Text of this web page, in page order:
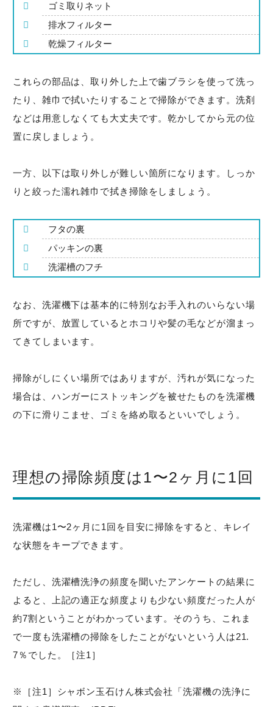
ゴミ取りネット
排水フィルター
乾燥フィルター
これらの部品は、取り外した上で歯ブラシを使って洗っ
たり、雑巾で拭いたりすることで掃除ができます。洗剤
などは用意しなくても大丈夫です。乾かしてから元の位
置に戻しましょう。
一方、以下は取り外しが難しい箇所になります。しっか
りと絞った濡れ雑巾で拭き掃除をしましょう。
フタの裏
パッキンの裏
洗濯槽のフチ
なお、洗濯機下は基本的に特別なお手入れのいらない場
所ですが、放置しているとホコリや髪の毛などが溜まっ
てきてしまいます。
掃除がしにくい場所ではありますが、汚れが気になった
場合は、ハンガーにストッキングを被せたものを洗濯機
の下に滑りこませ、ゴミを絡め取るといいでしょう。
理想の掃除頻度は1〜2ヶ月に1回
洗濯機は1〜2ヶ月に1回を目安に掃除をすると、キレイ
な状態をキープできます。
ただし、洗濯槽洗浄の頻度を聞いたアンケートの結果に
よると、上記の適正な頻度よりも少ない頻度だった人が
約7割ということがわかっています。そのうち、これま
で一度も洗濯槽の掃除をしたことがないという人は21.
7％でした。［注1］
※［注1］シャボン玉石けん株式会社「洗濯機の洗浄に